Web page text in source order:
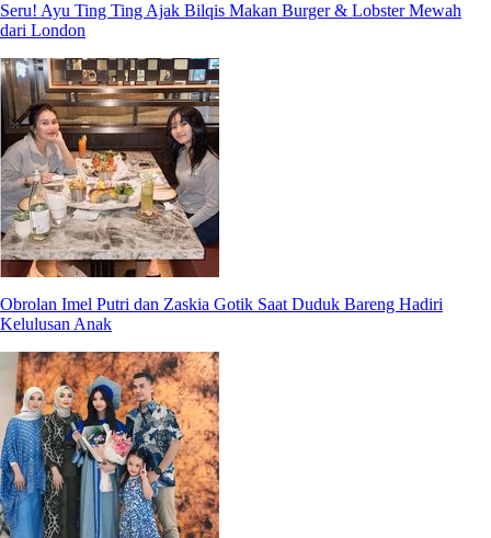
Seru! Ayu Ting Ting Ajak Bilqis Makan Burger & Lobster Mewah
dari London
Obrolan Imel Putri dan Zaskia Gotik Saat Duduk Bareng Hadiri
Kelulusan Anak